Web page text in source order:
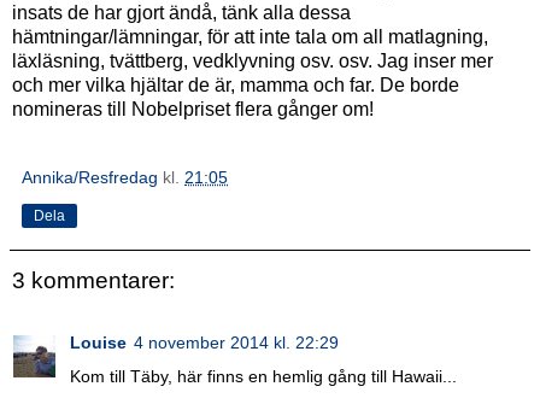
insats de har gjort ändå, tänk alla dessa
hämtningar/lämningar, för att inte tala om all matlagning,
läxläsning, tvättberg, vedklyvning osv. osv. Jag inser mer
och mer vilka hjältar de är, mamma och far. De borde
nomineras till Nobelpriset flera gånger om!
Annika/Resfredag kl. 21:05
Dela
3 kommentarer:
Louise 4 november 2014 kl. 22:29
Kom till Täby, här finns en hemlig gång till Hawaii...